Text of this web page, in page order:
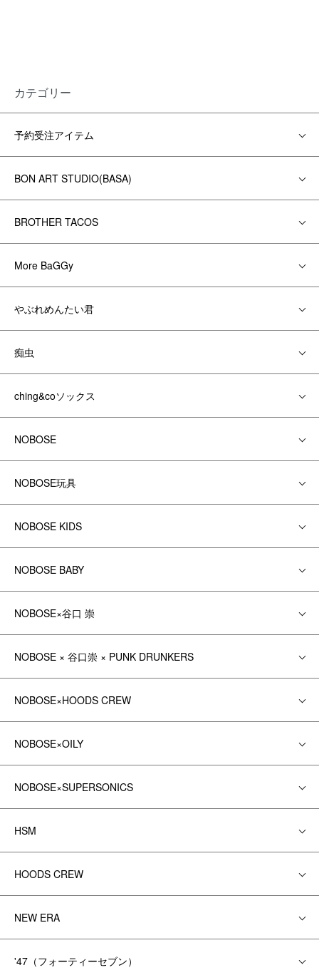
カテゴリー
予約受注アイテム
BON ART STUDIO(BASA)
BROTHER TACOS
More BaGGy
やぶれめんたい君
痴虫
ching&coソックス
NOBOSE
NOBOSE玩具
NOBOSE KIDS
NOBOSE BABY
NOBOSE×谷口 崇
NOBOSE × 谷口崇 × PUNK DRUNKERS
NOBOSE×HOODS CREW
NOBOSE×OILY
NOBOSE×SUPERSONICS
HSM
HOODS CREW
NEW ERA
'47（フォーティーセブン）